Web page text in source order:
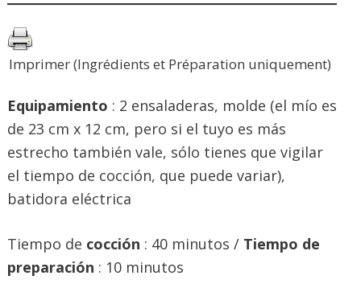
Imprimer (Ingrédients et Préparation uniquement)
Equipamiento : 2 ensaladeras, molde (el mío es
de 23 cm x 12 cm, pero si el tuyo es más
estrecho también vale, sólo tienes que vigilar
el tiempo de cocción, que puede variar),
batidora eléctrica
Tiempo de cocción : 40 minutos / Tiempo de
preparación : 10 minutos